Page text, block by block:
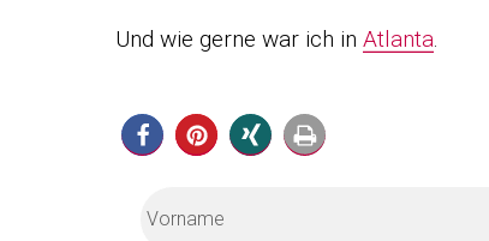
Und wie gerne war ich in Atlanta.